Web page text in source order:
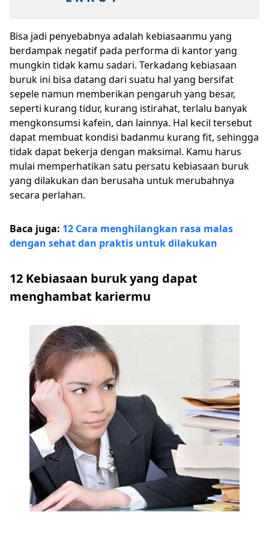
Bisa jadi penyebabnya adalah kebiasaanmu yang
berdampak negatif pada performa di kantor yang
mungkin tidak kamu sadari. Terkadang kebiasaan
buruk ini bisa datang dari suatu hal yang bersifat
sepele namun memberikan pengaruh yang besar,
seperti kurang tidur, kurang istirahat, terlalu banyak
mengkonsumsi kafein, dan lainnya. Hal kecil tersebut
dapat membuat kondisi badanmu kurang fit, sehingga
tidak dapat bekerja dengan maksimal. Kamu harus
mulai memperhatikan satu persatu kebiasaan buruk
yang dilakukan dan berusaha untuk merubahnya
secara perlahan.
Baca juga: 12 Cara menghilangkan rasa malas
dengan sehat dan praktis untuk dilakukan
12 Kebiasaan buruk yang dapat
menghambat kariermu